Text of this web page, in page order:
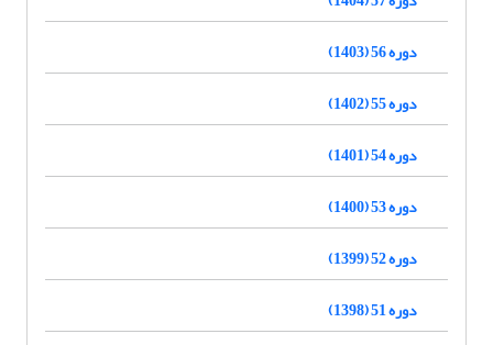
دوره 56 (1403)
دوره 55 (1402)
دوره 54 (1401)
دوره 53 (1400)
دوره 52 (1399)
دوره 51 (1398)